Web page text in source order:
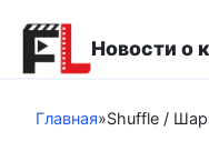
контенту
Новости о
Главная»Shuffle /